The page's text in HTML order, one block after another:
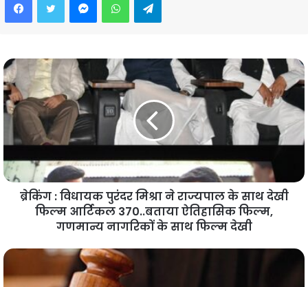
ब्रेकिंग : विधायक पुरंदर मिश्रा ने राज्यपाल के साथ देखी
फिल्म आर्टिकल 370..बताया ऐतिहासिक फिल्म,
गणमान्य नागरिकों के साथ फिल्म देखी